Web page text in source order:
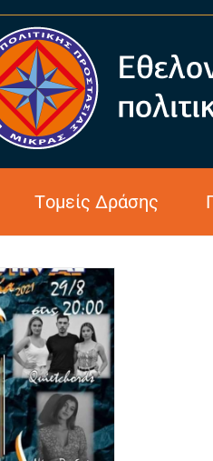
Τομείς Δράσης
Κατά